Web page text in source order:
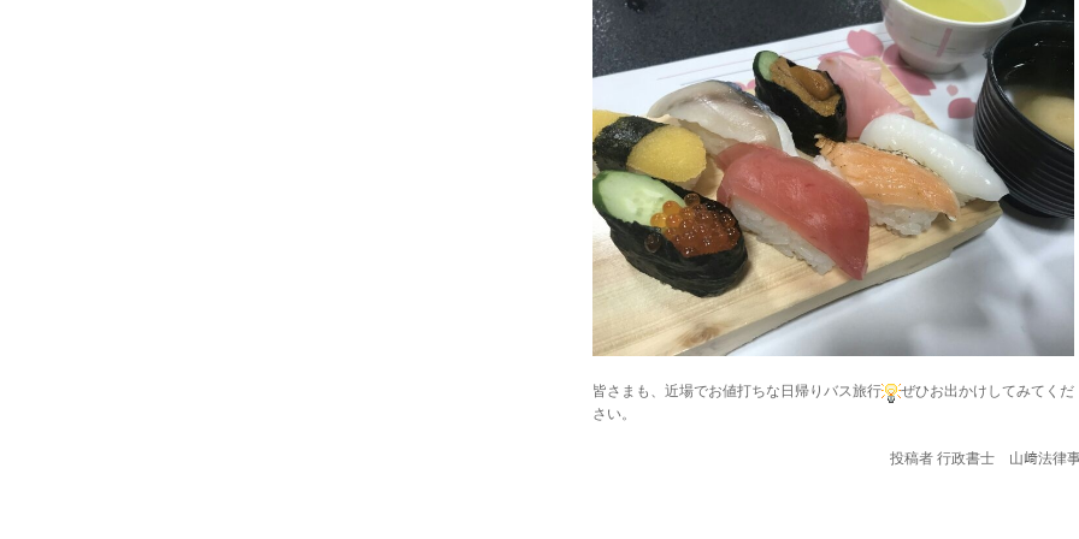
皆さまも、近場でお値打ちな日帰りバス旅行
ぜひお出かけしてみてくだ
さい。
投稿者 行政書士 山﨑法律